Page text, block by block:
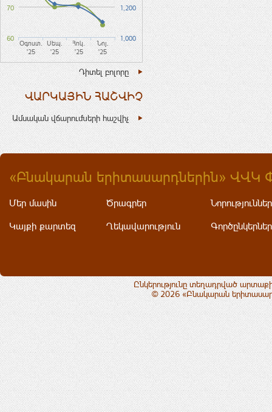
Օգոստ.
'25
Սեպ.
'25
Հոկ.
'25
Նոյ.
'25
60
70
1,000
1,200
Դիտել բոլորը
ՎԱՐԿԱՅԻՆ ՀԱՇՎԻՉ
Ամսական վճարումների հաշվիչ
«Բնակարան երիտասարդներին» ՎՎԿ
Մեր մասին
Կայքի քարտեզ
Ծրագրեր
Ղեկավարություն
Նորություններ
Գործընկերներ
Ընկերությունը տեղադրված
© 2026 «Բնակարան